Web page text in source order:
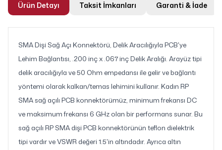
Ürün Detayı Taksit İmkanları Garanti & İade
SMA Dişi Sağ Açı Konnektörü, Delik Aracılığıyla PCB'ye
Lehim Bağlantısı, .200 inç x .067 inç Delik Aralığı. Arayüz tipi
delik aracılığıyla ve 50 Ohm empedansı ile gelir ve bağlantı
yöntemi olarak kalkan/temas lehimini kullanır. Kadın RP
SMA sağ açılı PCB konnektörümüz, minimum frekansı DC
ve maksimum frekansı 6 GHz olan bir performans sunar. Bu
sağ açılı RP SMA dişi PCB konnektörünün teflon dielektrik
tipi vardır ve VSWR değeri 1.5'in altındadır. Ayrıca altın